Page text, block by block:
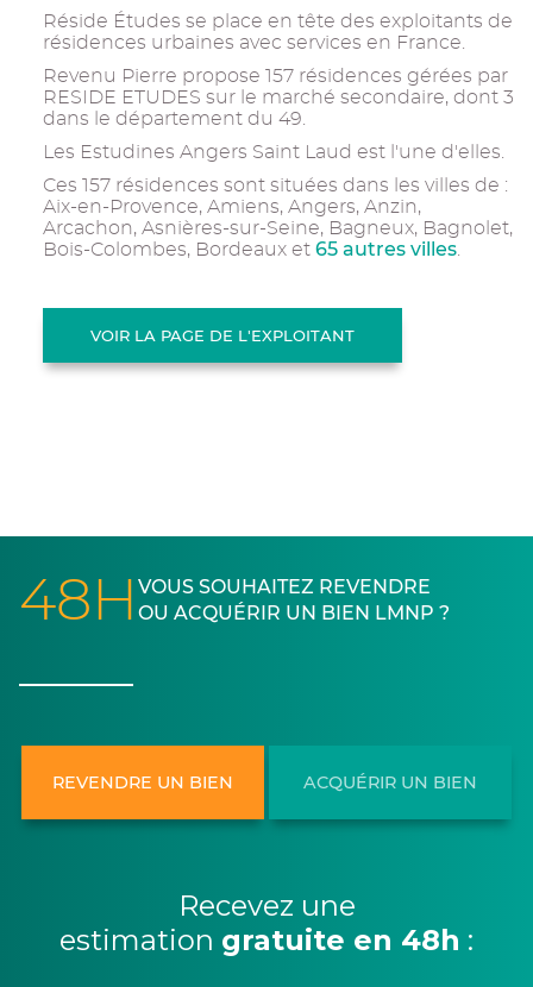
Réside Études se place en tête des exploitants de
résidences urbaines avec services en France.
Revenu Pierre propose 157 résidences gérées par
RESIDE ETUDES sur le marché secondaire, dont 3
dans le département du 49.
Les Estudines Angers Saint Laud est l'une d'elles.
Ces 157 résidences sont situées dans les villes de :
Aix-en-Provence, Amiens, Angers, Anzin,
Arcachon, Asnières-sur-Seine, Bagneux, Bagnolet,
Bois-Colombes, Bordeaux et 65 autres villes
VOIR LA PAGE DE L'EXPLOITANT
48H VOUS SOUHAITEZ REVENDRE
OU ACQUÉRIR UN BIEN LMNP ?
REVENDRE UN BIEN ACQUÉRIR UN BIEN